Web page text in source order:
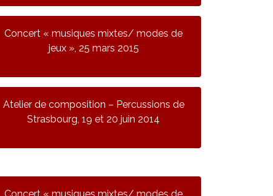
Concert « musiques mixtes/ modes de
jeux », 25 mars 2015
Atelier de composition – Percussions de
Strasbourg, 19 et 20 juin 2014